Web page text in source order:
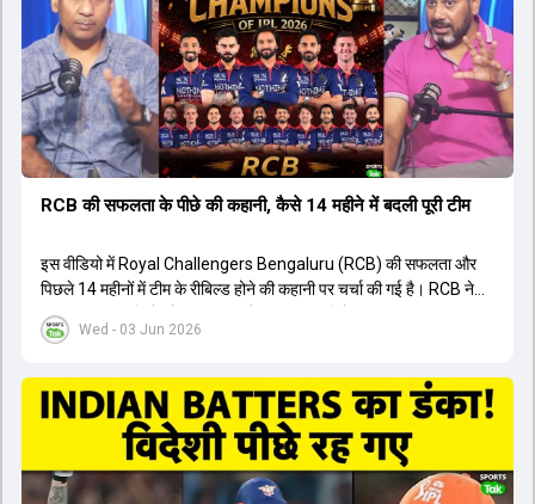
युवा खिलाड़ी का प्रदर्शन रहा है, जिसे देखने के लिए स्टेडियम में भारी भीड़ उमड़ती
थी। शानदार प्रदर्शन के बाद इस युवा खिलाड़ी को श्रीलंका में होने वाली
त्रिकोणीय सीरीज के लिए इंडिया ए टीम में भी शामिल कर लिया गया है।
Wed - 03 Jun 2026
RCB की सफलता के पीछे की कहानी, कैसे 14 महीने में बदली पूरी टीम
इस वीडियो में Royal Challengers Bengaluru (RCB) की सफलता और
पिछले 14 महीनों में टीम के रीबिल्ड होने की कहानी पर चर्चा की गई है। RCB ने
अपनी पुरानी गलतियों को स्वीकार करते हुए एक नया रिसेट बटन दबाया। टीम
मैनेजमेंट में Mo Bobat, Andy Flower, Dinesh Karthik और एनालिस्ट
के तहत Bhuvneshwar Kumar, Krunal Pandya और Rasikh Salam
जैसे भारतीय खिलाड़ियों को टीम में शामिल किया गया, जिन्होंने शानदार प्रदर्शन
किया। इसके अलावा, Virat Kohli की भूमिका में भी बदलाव देखा गया, जहां वह
अब टीम के युवा खिलाड़ियों के साथ ज्यादा जुड़े हुए नजर आते हैं। कप्तान Rajat
Patidar के नेतृत्व में टीम का कम्युनिकेशन बहुत स्पष्ट रहा है। एनालिस्ट से लेकर